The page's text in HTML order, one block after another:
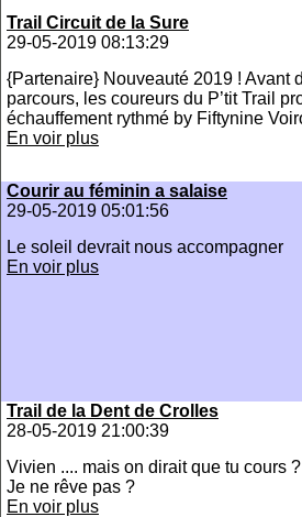
Trail Circuit de la Sure
29-05-2019 08:13:29
{Partenaire} Nouveauté 2019 ! Avant
parcours, les coureurs du P’tit Trail
échauffement rythmé by Fiftynine
En voir plus
Courir au féminin a salaise
29-05-2019 05:01:56
Le soleil devrait nous accompagner
En voir plus
Trail de la Dent de Crolles
28-05-2019 21:00:39
Vivien .... mais on dirait que tu cours ?
Je ne rêve pas ?
En voir plus